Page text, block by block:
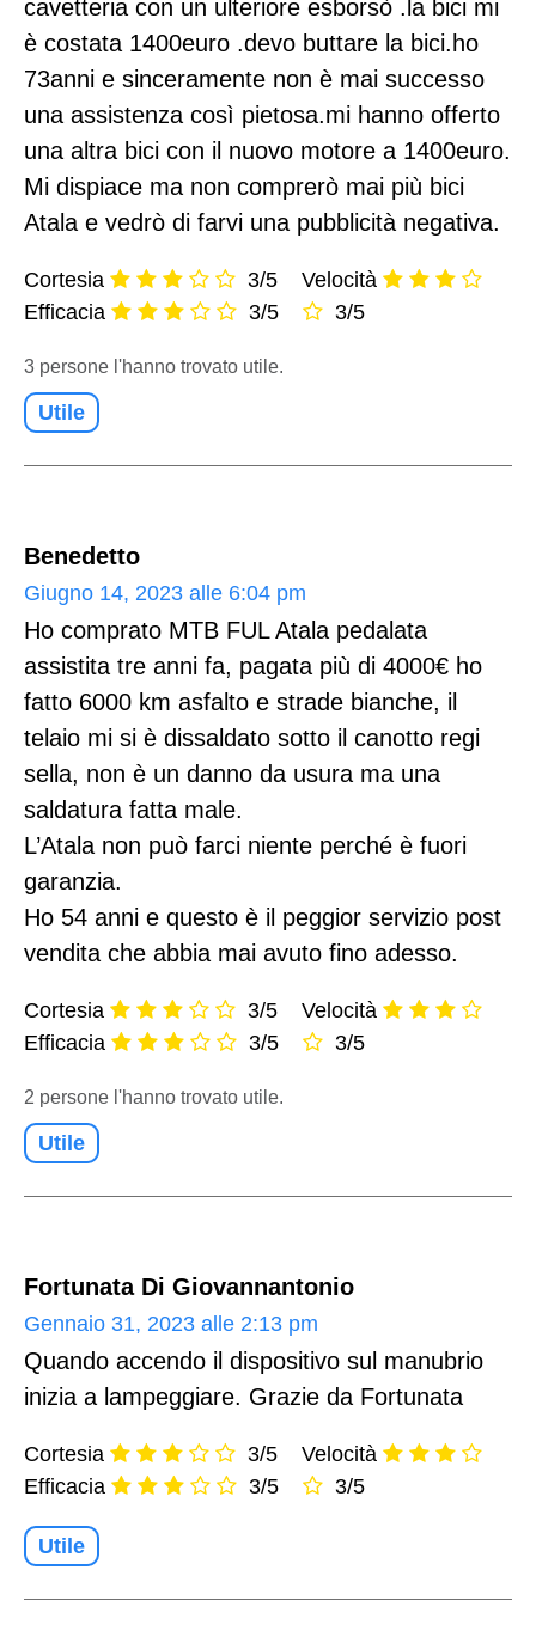
cavetteria con un ulteriore esborsò .la bici mi
è costata 1400euro .devo buttare la bici.ho
73anni e sinceramente non è mai successo
una assistenza così pietosa.mi hanno offerto
una altra bici con il nuovo motore a 1400euro.
Mi dispiace ma non comprerò mai più bici
Atala e vedrò di farvi una pubblicità negativa.
Cortesia
3/5
Efficacia
3/5
Velocità
3/5
3 persone l'hanno trovato utile.
Utile
Benedetto
Giugno 14, 2023 alle 6:04 pm
Ho comprato MTB FUL Atala pedalata
assistita tre anni fa, pagata più di 4000€ ho
fatto 6000 km asfalto e strade bianche, il
telaio mi si è dissaldato sotto il canotto regi
sella, non è un danno da usura ma una
saldatura fatta male.
L’Atala non può farci niente perché è fuori
garanzia.
Ho 54 anni e questo è il peggior servizio post
vendita che abbia mai avuto fino adesso.
Cortesia
3/5
Efficacia
3/5
Velocità
3/5
2 persone l'hanno trovato utile.
Utile
Fortunata Di Giovannantonio
Gennaio 31, 2023 alle 2:13 pm
Quando accendo il dispositivo sul manubrio
inizia a lampeggiare. Grazie da Fortunata
Cortesia
3/5
Efficacia
3/5
Velocità
3/5
Utile